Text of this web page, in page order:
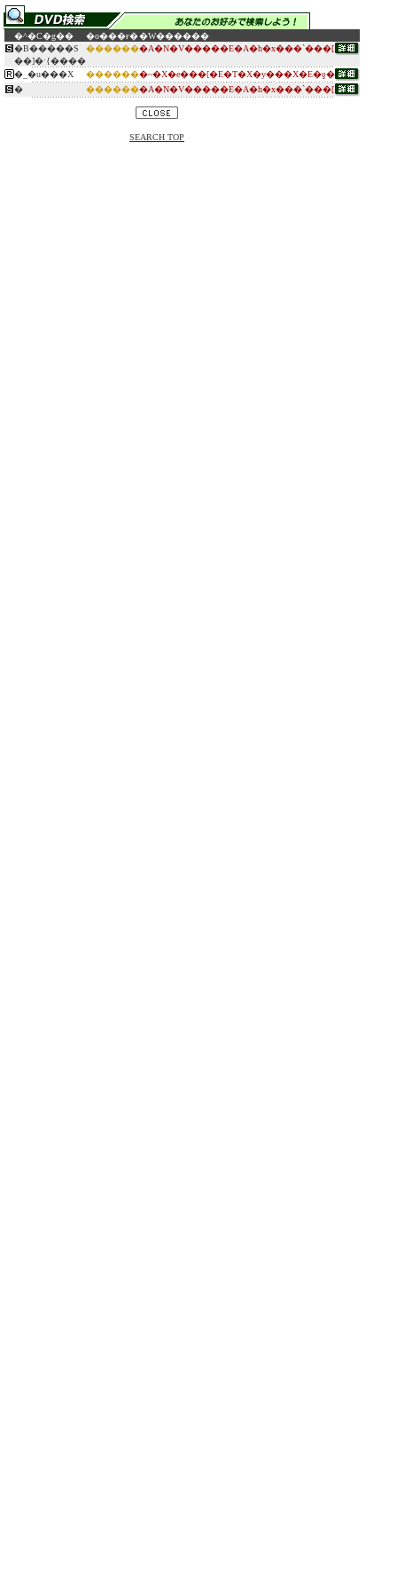
�^�C�g�� �o���ғ��W������
�B�����S
��]�ˑ{����
�������A�N�V�����E�A�h�x���`���[
�_�u���X �������~�X�e���[�E�T�X�y���X�E�ƍ�
�
�������A�N�V�����E�A�h�x���`���[
SEARCH TOP